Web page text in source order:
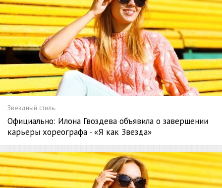
Звездный стиль.
Официально: Илона Гвоздева объявила о завершении
карьеры хореографа - «Я как Звезда»